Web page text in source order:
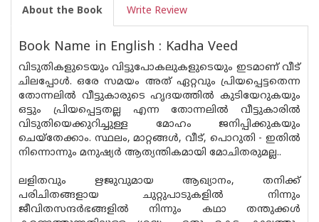
About the Book Write Review
Book Name in English : Kadha Veed
വിടുതികളുടെയും വിട്ടുപോകലുകളുടെയും ഇടമാണ് വീട്
ചിലപ്പോൾ. ഒരേ സമയം അത് ഏറ്റവും പ്രിയപ്പെട്ടതെന്ന
തോന്നലിൽ വീട്ടുകാരുടെ ഹൃദയത്തിൽ കുടിയേറുകയും
ഒട്ടും പ്രിയപ്പെട്ടതല്ല എന്ന തോന്നലിൽ വീട്ടുകാരിൽ
വിടുതിയെക്കുറിച്ചുള്ള മോഹം ജനിപ്പിക്കുകയും
ചെയ്തേക്കാം. സ്ഥലം, മാറ്റങ്ങൾ, വീട്, പൊറുതി - ഇതിൽ
നിന്നൊന്നും മനുഷ്യർ ആത്യന്തികമായി മോചിതരുമല്ല..
ലളിതവും ഋജുവുമായ ആഖ്യാനം, തനിക്ക്
പരിചിതങ്ങളായ ചുറ്റുപാടുകളിൽ നിന്നും
ജീവിതസന്ദർഭങ്ങളിൽ നിന്നും കഥാ തന്തുക്കൾ